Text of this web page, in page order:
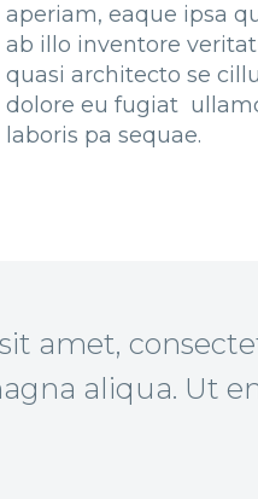
aperiam, eaque ipsa
ab illo inventore
quasi architecto se
dolore eu fugiat
laboris pa sequae.
amet,
aliqua. Ut